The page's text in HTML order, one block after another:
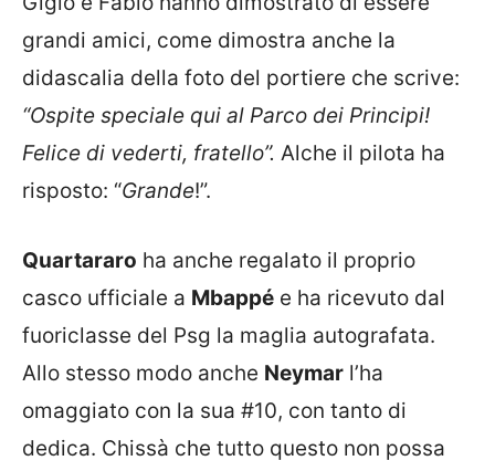
grandi amici, come dimostra anche la
didascalia della foto del portiere che scrive:
“Ospite speciale qui al Parco dei Principi!
Felice di vederti, fratello”. Alche il pilota ha
risposto: “Grande!”.
Quartararo ha anche regalato il proprio
casco ufficiale a Mbappé e ha ricevuto dal
fuoriclasse del Psg la maglia autografata.
Allo stesso modo anche Neymar l’ha
omaggiato con la sua #10, con tanto di
dedica. Chissà che tutto questo non possa